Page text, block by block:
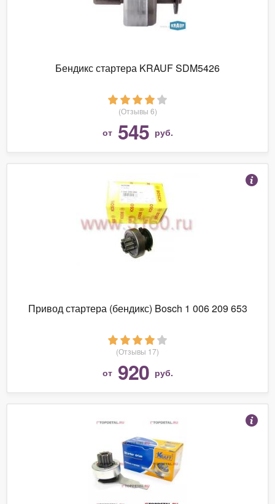
Бендикс стартера KRAUF SDM5426
(Отзывы 6)
от 545 руб.
Привод стартера (бендикс) Bosch 1 006 209 653
(Отзывы 17)
от 920 руб.